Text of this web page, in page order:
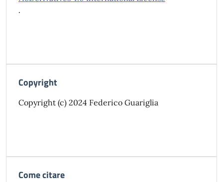
.
Copyright
Copyright (c) 2024 Federico Guariglia
Come citare